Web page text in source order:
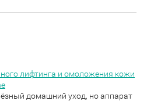
лифтинга и омоложения кожи
домашний уход, но аппарат